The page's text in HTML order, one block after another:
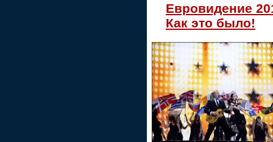
Евровидение
Как это было!